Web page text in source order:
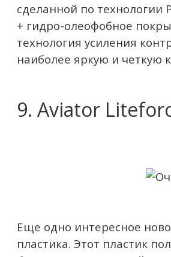
сделанной по технологии
+ гидро-олеофобное
технология усиления
наиболее яркую и четкую
9. Aviator
Еще одно интересное
пластика. Этот пластик